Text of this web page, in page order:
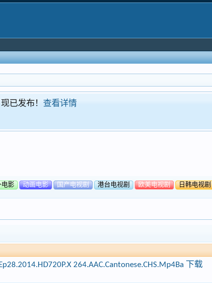
已发布！查看详情
电影 动画电影 国产电视剧 港台电视剧 欧美电视剧 日韩电视剧
264.AAC.Cantonese.CHS.Mp4Ba 下载